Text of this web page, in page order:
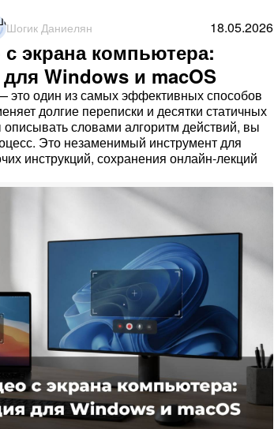
Шогик Даниелян 18.05.2026
экрана компьютера:
Windows и macOS
это один из самых эффективных способов
долгие переписки и десятки статичных
словами алгоритм действий, вы
Это незаменимый инструмент для
инструкций, сохранения онлайн-лекций